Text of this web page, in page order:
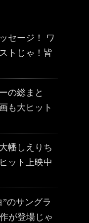
セージ！ ワ
トじゃ！皆
の総まと
も大ヒット
幡しえりち
ット上映中
のサングラ
が登場じゃ